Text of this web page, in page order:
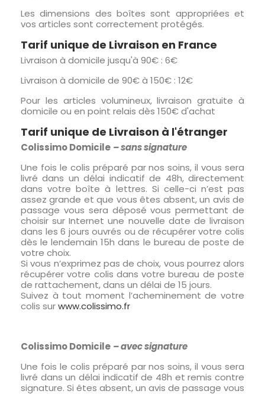
Les dimensions des boîtes sont appropriées et
vos articles sont correctement protégés.
Tarif unique de Livraison en France
Livraison à domicile jusqu'à 90€ : 6€
Livraison à domicile de 90€ à 150€ : 12€
Pour les articles volumineux, livraison gratuite à
domicile ou en point relais dès 150€ d'achat
Tarif unique de Livraison à l'étranger
Colissimo Domicile – sans signature
Une fois le colis préparé par nos soins, il vous sera
livré dans un délai indicatif de 48h, directement
dans votre boîte à lettres. Si celle-ci n’est pas
assez grande et que vous êtes absent, un avis de
passage vous sera déposé vous permettant de
choisir sur Internet une nouvelle date de livraison
dans les 6 jours ouvrés ou de récupérer votre colis
dès le lendemain 15h dans le bureau de poste de
votre choix.
Si vous n’exprimez pas de choix, vous pourrez alors
récupérer votre colis dans votre bureau de poste
de rattachement, dans un délai de 15 jours.
Suivez à tout moment l’acheminement de votre
colis surwww.colissimo.fr
Colissimo Domicile – avec signature
Une fois le colis préparé par nos soins, il vous sera
livré dans un délai indicatif de 48h et remis contre
signature. Si êtes absent, un avis de passage vous